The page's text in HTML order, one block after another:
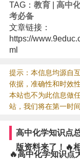
TAG： 教育| 高中
考必备
文章链接：
https://
ml
提示：本信息均源自
依据，准确性和时效
本站也不为此信息做
站，我们将在第一时
高中化学知识点
版资料来了！🔥
🔥高中化学知识点